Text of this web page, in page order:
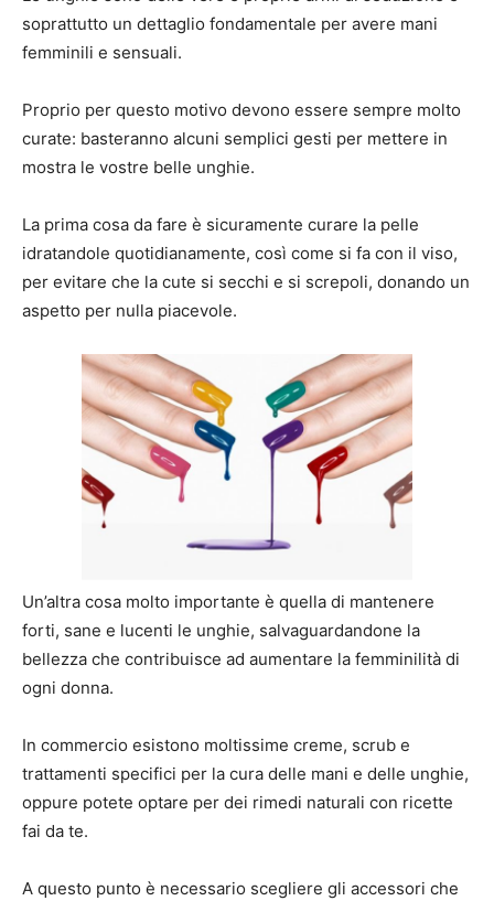
soprattutto un dettaglio fondamentale per avere mani
femminili e sensuali.
Proprio per questo motivo devono essere sempre molto
curate: basteranno alcuni semplici gesti per mettere in
mostra le vostre belle unghie.
La prima cosa da fare è sicuramente curare la pelle
idratandole quotidianamente, così come si fa con il viso,
per evitare che la cute si secchi e si screpoli, donando un
aspetto per nulla piacevole.
Un’altra cosa molto importante è quella di mantenere
forti, sane e lucenti le unghie, salvaguardandone la
bellezza che contribuisce ad aumentare la femminilità di
ogni donna.
In commercio esistono moltissime creme, scrub e
trattamenti specifici per la cura delle mani e delle unghie,
oppure potete optare per dei rimedi naturali con ricette
fai da te.
A questo punto è necessario scegliere gli accessori che